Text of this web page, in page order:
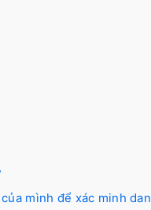
mình để xác minh dan